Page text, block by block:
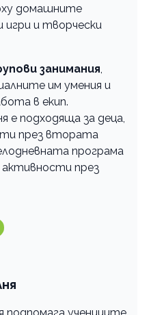
домашните
и творчески
занимания,
им умения и
в екип.
е подходяща за деца,
през втората
програма
активности през
подпомага учениците